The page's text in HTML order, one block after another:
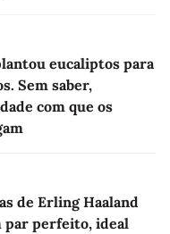
eucaliptos para
Sem saber,
com que os
de Erling Haaland
par perfeito, ideal